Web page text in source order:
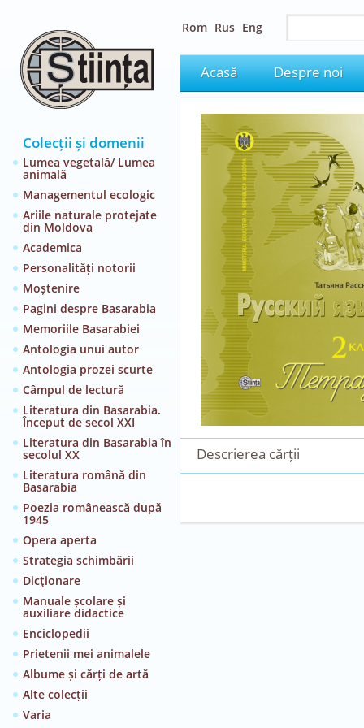
Colecții și domenii
Lumea vegetală/ Lumea
animală
Managementul ecologic
Ariile naturale protejate
din Moldova
Academica
Personalități notorii
Moștenire
Pagini despre Basarabia
Memoriile Basarabiei
Antologia unui autor
Antologia prozei scurte
Câmpul de lectură
Literatura din Basarabia.
Început de secol XXI
Literatura din Basarabia în
secolul XX
Literatura română din
Basarabia
Poezia românească după
1945
Opera aperta
Strategia schimbării
Dicţionare
Manuale școlare și
auxiliare didactice
Enciclopedii
Prietenii mei animalele
Albume și cărți de artă
Alte colecții
Varia
Rom Rus Eng
Acasă Despre noi
Descrierea cărții